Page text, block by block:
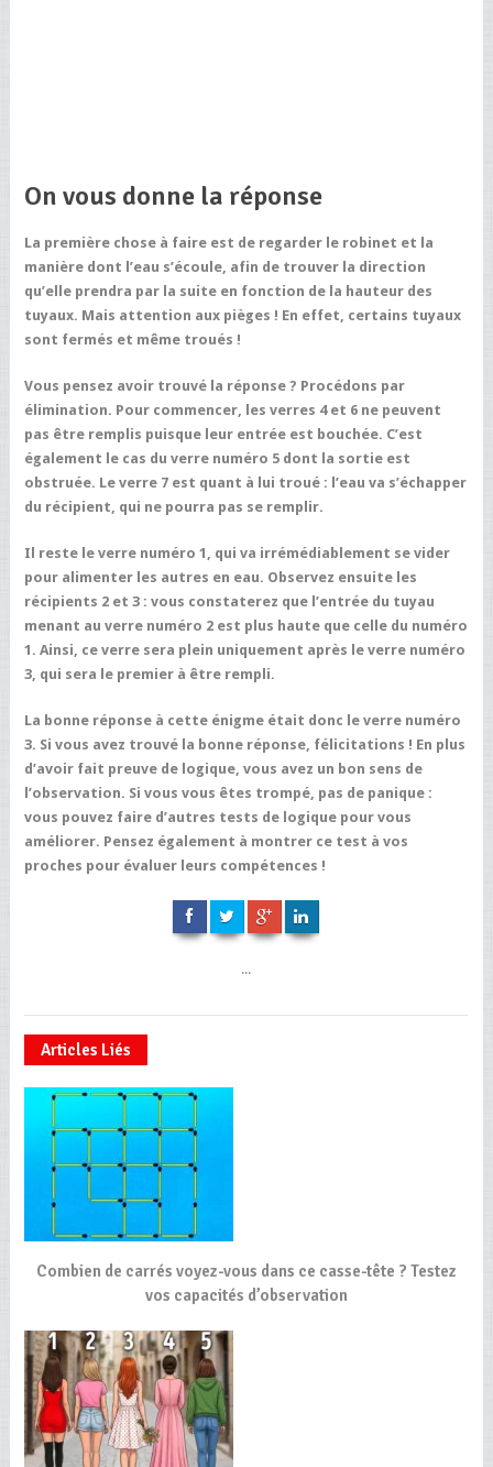
On vous donne la réponse
La première chose à faire est de regarder le robinet et la
manière dont l’eau s’écoule, afin de trouver la direction
qu’elle prendra par la suite en fonction de la hauteur des
tuyaux. Mais attention aux pièges ! En effet, certains tuyaux
sont fermés et même troués !
Vous pensez avoir trouvé la réponse ? Procédons par
élimination. Pour commencer, les verres 4 et 6 ne peuvent
pas être remplis puisque leur entrée est bouchée. C’est
également le cas du verre numéro 5 dont la sortie est
obstruée. Le verre 7 est quant à lui troué : l’eau va s’échapper
du récipient, qui ne pourra pas se remplir.
Il reste le verre numéro 1, qui va irrémédiablement se vider
pour alimenter les autres en eau. Observez ensuite les
récipients 2 et 3 : vous constaterez que l’entrée du tuyau
menant au verre numéro 2 est plus haute que celle du numéro
1. Ainsi, ce verre sera plein uniquement après le verre numéro
3, qui sera le premier à être rempli.
La bonne réponse à cette énigme était donc le verre numéro
3. Si vous avez trouvé la bonne réponse, félicitations ! En plus
d’avoir fait preuve de logique, vous avez un bon sens de
l’observation. Si vous vous êtes trompé, pas de panique :
vous pouvez faire d’autres tests de logique pour vous
améliorer. Pensez également à montrer ce test à vos
proches pour évaluer leurs compétences !
...
Articles Liés
Combien de carrés voyez-vous dans ce casse-tête ? Testez
vos capacités d’observation